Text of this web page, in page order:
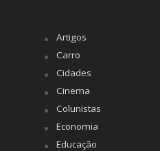
Artigos
Carro
Cidades
Cinema
Colunistas
Economia
Educação